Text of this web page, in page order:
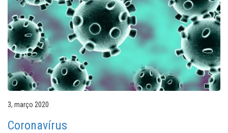
3, março 2020
Coronavírus